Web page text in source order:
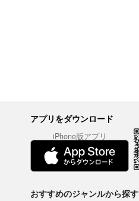
アプリをダウンロード
iPhone版アプリ
おすすめのジャンルから探す